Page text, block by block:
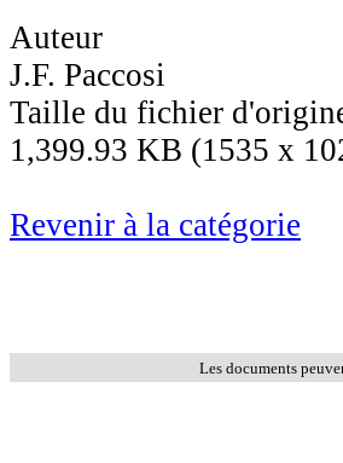
Auteur
J.F. Paccosi
Taille du fichier
1,399.93 KB (1535 x
Revenir à la catégorie
Les documents